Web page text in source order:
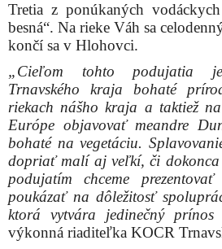
Tretia z ponúkaných
besná“. Na rieke Váh sa
končí sa v Hlohovci.
„Cieľom tohto podujatia je
Trnavského kraja bohaté
riekach nášho kraja a taktiež
Európe objavovať meandre
bohaté na vegetáciu.
dopriať malí aj veľkí, či
podujatím chceme
poukázať na dôležitosť
ktorá vytvára jedinečný prínos
výkonná riaditeľka KOCR